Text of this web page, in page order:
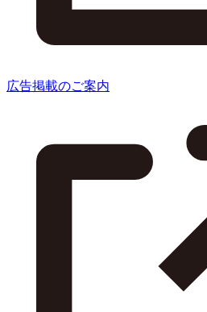
広告掲載のご案内